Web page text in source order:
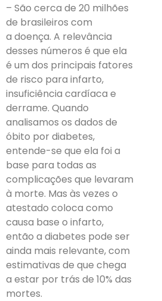
– São cerca de 20 milhões
de brasileiros com
a doença. A relevância
desses números é que ela
é um dos principais fatores
de risco para infarto,
insuficiência cardíaca e
derrame. Quando
analisamos os dados de
óbito por diabetes,
entende-se que ela foi a
base para todas as
complicações que levaram
à morte. Mas às vezes o
atestado coloca como
causa base o infarto,
então a diabetes pode ser
ainda mais relevante, com
estimativas de que chega
a estar por trás de 10% das
mortes.